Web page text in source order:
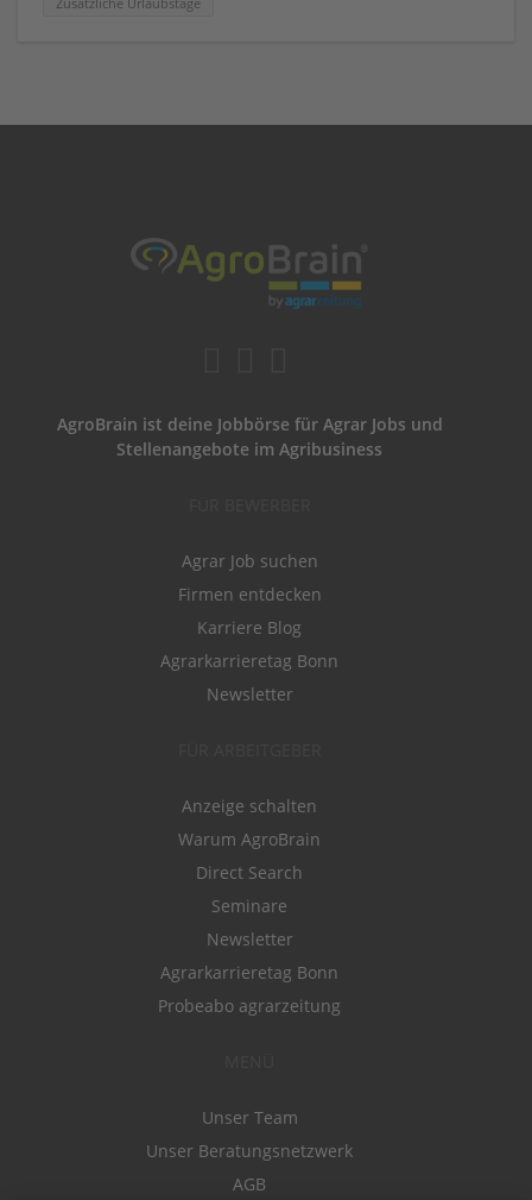
AgroBrain ist deine Jobbörse für Agrar Jobs und
Stellenangebote im Agribusiness
Agrar Job suchen
Firmen entdecken
Karriere Blog
Agrarkarrieretag Bonn
Newsletter
Anzeige schalten
Warum AgroBrain
Direct Search
Seminare
Newsletter
Agrarkarrieretag Bonn
Probeabo agrarzeitung
Unser Team
Unser Beratungsnetzwerk
AGB